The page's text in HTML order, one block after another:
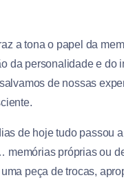
a tona o papel da
da personalidade e do
de nossas
de hoje tudo passou
próprias ou
peça de trocas,